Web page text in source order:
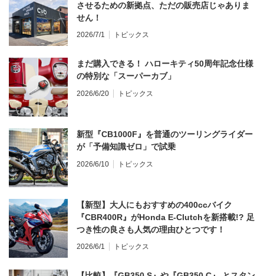
させるための新拠点、ただの販売店じゃありま
せん！
2026/7/1 トピックス
まだ購入できる！ ハローキティ50周年記念仕様
の特別な「スーパーカブ」
2026/6/20 トピックス
新型『CB1000F』を普通のツーリングライダー
が「予備知識ゼロ」で試乗
2026/6/10 トピックス
【新型】大人にもおすすめの400ccバイク
『CBR400R』がHonda E-Clutchを新搭載!? 足
つき性の良さも人気の理由ひとつです！
2026/6/1 トピックス